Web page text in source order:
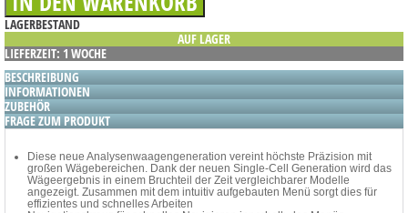
LAGERBESTAND
AUF LAGER
LIEFERZEIT: 1 WOCHE
BESCHREIBUNG
INFORMATIONEN
ZUBEHÖR
FRAGE ZUM PRODUKT
Diese neue Analysenwaagengeneration vereint höchste Präzision mit
großen Wägebereichen. Dank der neuen Single-Cell Generation wird das
Wägeergebnis in einem Bruchteil der Zeit vergleichbarer Modelle
angezeigt. Zusammen mit dem intuitiv aufgebauten Menü sorgt dies für
effizientes und schnelles Arbeiten